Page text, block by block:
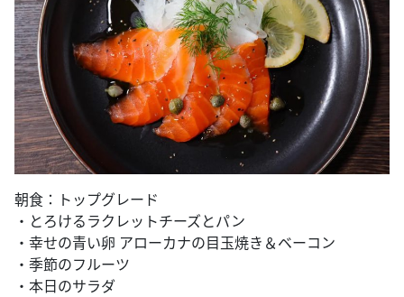
朝食：トップグレード
・とろけるラクレットチーズとパン
・幸せの青い卵 アローカナの目玉焼き＆ベーコン
・季節のフルーツ
・本日のサラダ